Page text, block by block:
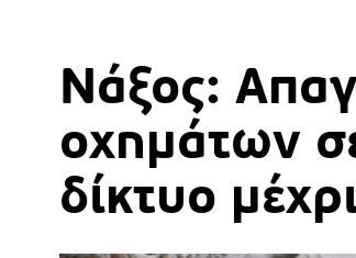
Νάξος:
οχημάτων
δίκτυο